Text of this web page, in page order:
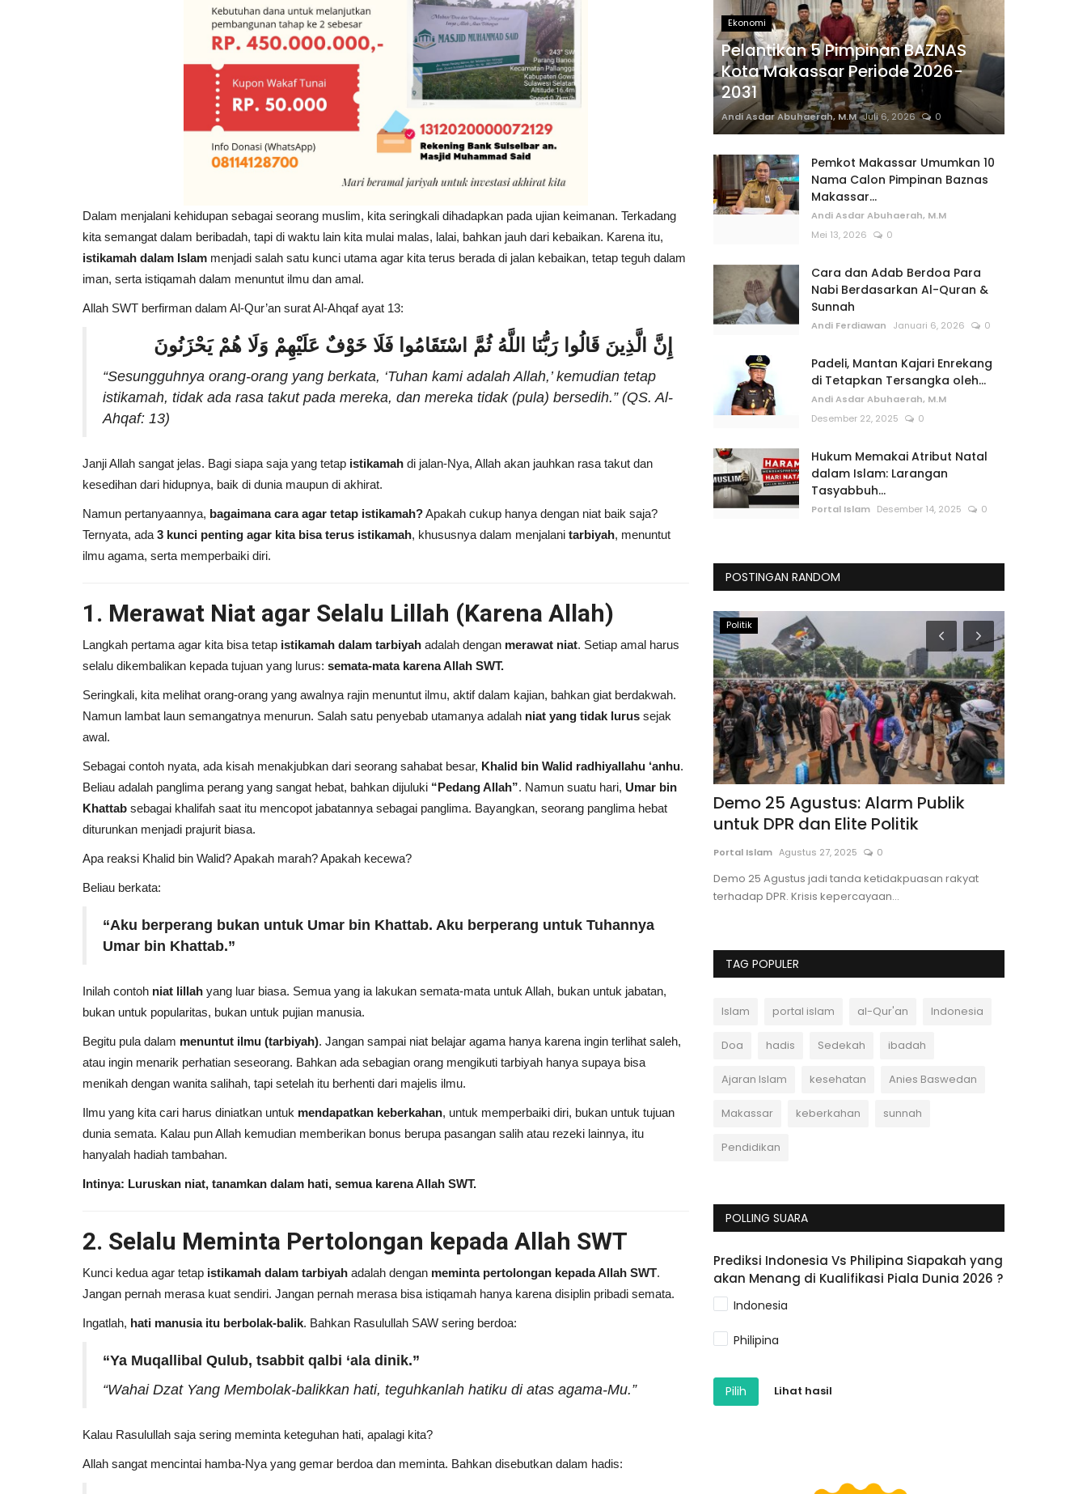
Dalam menjalani kehidupan sebagai seorang muslim, kita seringkali dihadapkan pada ujian keimanan. Terkadang
kita semangat dalam beribadah, tapi di waktu lain kita mulai malas, lalai, bahkan jauh dari kebaikan. Karena itu,
istikamah dalam Islam menjadi salah satu kunci utama agar kita terus berada di jalan kebaikan, tetap teguh dalam
iman, serta istiqamah dalam menuntut ilmu dan amal.
Allah SWT berfirman dalam Al-Qur’an surat Al-Ahqaf ayat 13:
إِنَّ الَّذِينَ قَالُوا رَبُّنَا اللَّهُ ثُمَّ اسْتَقَامُوا فَلَا خَوْفٌ عَلَيْهِمْ وَلَا هُمْ يَحْزَنُونَ
“Sesungguhnya orang-orang yang berkata, ‘Tuhan kami adalah Allah,’ kemudian tetap
istikamah, tidak ada rasa takut pada mereka, dan mereka tidak (pula) bersedih.” (QS. Al-
Ahqaf: 13)
Janji Allah sangat jelas. Bagi siapa saja yang tetap istikamah di jalan-Nya, Allah akan jauhkan rasa takut dan
kesedihan dari hidupnya, baik di dunia maupun di akhirat.
Namun pertanyaannya, bagaimana cara agar tetap istikamah?Apakah cukup hanya dengan niat baik saja?
Ternyata, ada3 kunci penting agar kita bisa terus istikamah, khususnya dalam menjalani tarbiyah, menuntut
ilmu agama, serta memperbaiki diri.
1. Merawat Niat agar Selalu Lillah (Karena Allah)
Langkah pertama agar kita bisa tetap istikamah dalam tarbiyah adalah dengan merawat niat. Setiap amal harus
selalu dikembalikan kepada tujuan yang lurus: semata-mata karena Allah SWT.
Seringkali, kita melihat orang-orang yang awalnya rajin menuntut ilmu, aktif dalam kajian, bahkan giat berdakwah.
Namun lambat laun semangatnya menurun. Salah satu penyebab utamanya adalah niat yang tidak lurus sejak
awal.
Sebagai contoh nyata, ada kisah menakjubkan dari seorang sahabat besar, Khalid bin Walid radhiyallahu ‘anhu.
Beliau adalah panglima perang yang sangat hebat, bahkan dijuluki “Pedang Allah”. Namun suatu hari, Umar bin
Khattab sebagai khalifah saat itu mencopot jabatannya sebagai panglima. Bayangkan, seorang panglima hebat
diturunkan menjadi prajurit biasa.
Apa reaksi Khalid bin Walid? Apakah marah? Apakah kecewa?
Beliau berkata:
“Aku berperang bukan untuk Umar bin Khattab. Aku berperang untuk Tuhannya
Umar bin Khattab.”
Inilah contoh niat lillah yang luar biasa. Semua yang ia lakukan semata-mata untuk Allah, bukan untuk jabatan,
bukan untuk popularitas, bukan untuk pujian manusia.
Begitu pula dalam menuntut ilmu (tarbiyah). Jangan sampai niat belajar agama hanya karena ingin terlihat saleh,
atau ingin menarik perhatian seseorang. Bahkan ada sebagian orang mengikuti tarbiyah hanya supaya bisa
menikah dengan wanita salihah, tapi setelah itu berhenti dari majelis ilmu.
Ilmu yang kita cari harus diniatkan untuk mendapatkan keberkahan, untuk memperbaiki diri, bukan untuk tujuan
dunia semata. Kalau pun Allah kemudian memberikan bonus berupa pasangan salih atau rezeki lainnya, itu
hanyalah hadiah tambahan.
Intinya: Luruskan niat, tanamkan dalam hati, semua karena Allah SWT.
2. Selalu Meminta Pertolongan kepada Allah SWT
Kunci kedua agar tetap istikamah dalam tarbiyah adalah dengan meminta pertolongan kepada Allah SWT.
Jangan pernah merasa kuat sendiri. Jangan pernah merasa bisa istiqamah hanya karena disiplin pribadi semata.
Ingatlah, hati manusia itu berbolak-balik. Bahkan Rasulullah SAW sering berdoa:
“Ya Muqallibal Qulub, tsabbit qalbi ‘ala dinik.”
“Wahai Dzat Yang Membolak-balikkan hati, teguhkanlah hatiku di atas agama-Mu.”
Kalau Rasulullah saja sering meminta keteguhan hati, apalagi kita?
Allah sangat mencintai hamba-Nya yang gemar berdoa dan meminta. Bahkan disebutkan dalam hadis:
Ekonomi
Pelantikan 5 Pimpinan BAZNAS
Kota Makassar Periode 2026-
2031
Andi Asdar Abuhaerah, M.M Juli 6, 2026 0
Pemkot Makassar Umumkan 10
Nama Calon Pimpinan Baznas
Makassar...
Andi Asdar Abuhaerah, M.M
Mei 13, 2026
0
Cara dan Adab Berdoa Para
Nabi Berdasarkan Al-Quran &
Sunnah
Andi Ferdiawan Januari 6, 2026 0
Padeli, Mantan Kajari Enrekang
di Tetapkan Tersangka oleh...
Andi Asdar Abuhaerah, M.M
Desember 22, 2025
0
Hukum Memakai Atribut Natal
dalam Islam: Larangan
Tasyabbuh...
Portal Islam Desember 14, 2025 0
POSTINGAN RANDOM
Hukum Islam
Hukum Ghibah dan Fitnah dalam
Islam
Portal Islam Desember 12, 2024 0
dampaknya bagi kehidupan, dan cara...
Catatan Tarbiyah
Sakaratul Maut: Rahmat
rahmat: penyuci dosa dan sebab...
Politik
Demo 25 Agustus: Alarm Publik
untuk DPR dan Elite Politik
Portal Islam Agustus 27, 2025 0
Demo 25 Agustus jadi tanda ketidakpuasan rakyat
terhadap DPR. Krisis kepercayaan...
TAG POPULER
Islam portal islam al-Qur'an Indonesia
Doa hadis Sedekah ibadah
Ajaran Islam kesehatan Anies Baswedan
Makassar keberkahan sunnah
Pendidikan
POLLING SUARA
Prediksi Indonesia Vs Philipina Siapakah yang
akan Menang di Kualifikasi Piala Dunia 2026 ?
Indonesia
Philipina
Pilih Lihat hasil